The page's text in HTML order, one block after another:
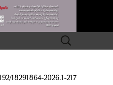
Search
for:
18291864-2026.1-217